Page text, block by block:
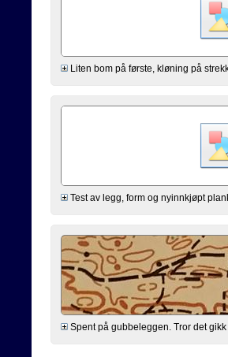
Liten bom på første, kløning på
Test av legg, form og nyinnkjøpt
Spent på gubbeleggen. Tror det